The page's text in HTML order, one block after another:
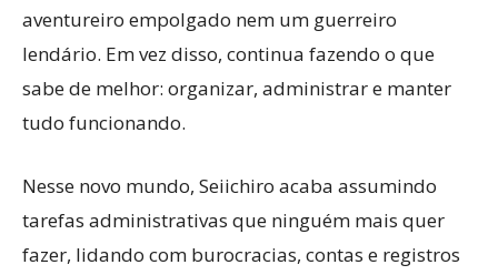
aventureiro empolgado nem um guerreiro
lendário. Em vez disso, continua fazendo o que
sabe de melhor: organizar, administrar e manter
tudo funcionando.
Nesse novo mundo, Seiichiro acaba assumindo
tarefas administrativas que ninguém mais quer
fazer, lidando com burocracias, contas e registros